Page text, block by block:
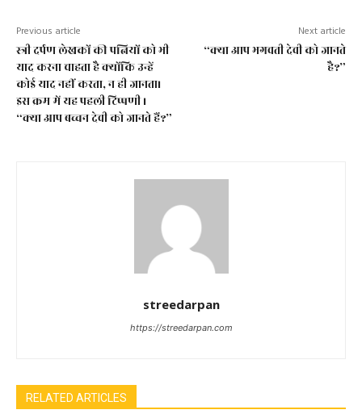
Previous article
स्त्री दर्पण लेखकों की पत्नियों को भी
याद करना चाहता है क्योंकि उन्हें
कोई याद नहीं करता, न ही जानता।
इस क्रम में यह पहली टिप्पणी ।
“क्या आप बच्चन देवी को जानते हैं?”
Next article
“क्या आप भगवती देवी को जानते
है?”
streedarpan
https://streedarpan.com
RELATED ARTICLES